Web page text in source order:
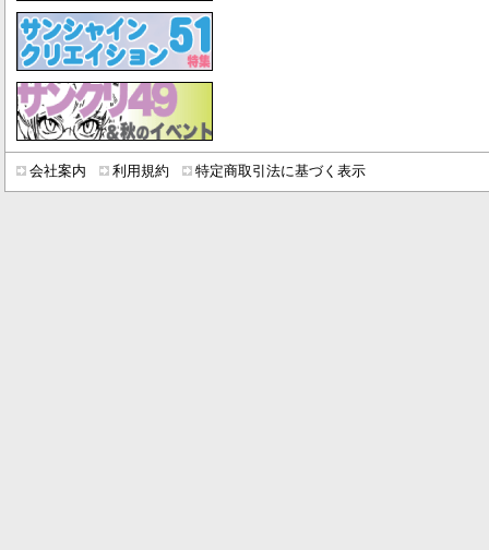
会社案内 利用規約 特定商取引法に基づく表示